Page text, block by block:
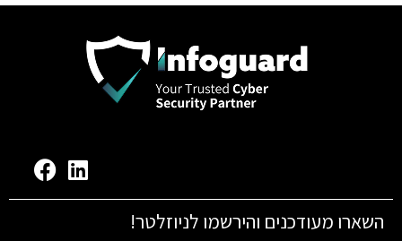
השארו מעודכנים והירשמו לניוזלטר!